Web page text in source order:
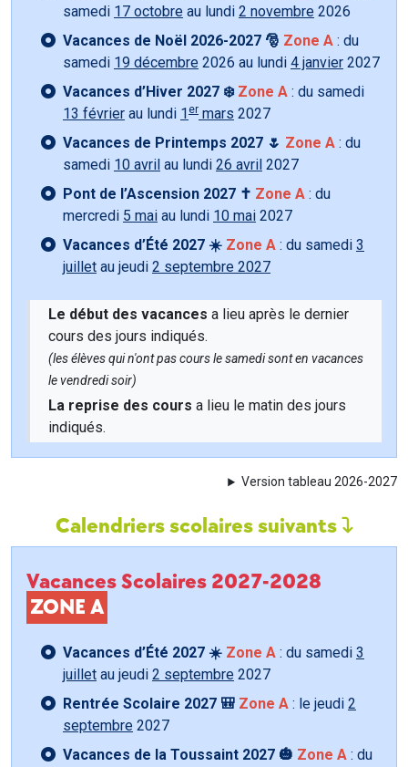
samedi 17 octobre au lundi 2 novembre 2026
Vacances de Noël 2026-2027 🎅 Zone A : du
samedi 19 décembre 2026 au lundi 4 janvier 2027
Vacances d’Hiver 2027 ❄️ Zone A : du samedi
13 février au lundi 1 er mars 2027
Vacances de Printemps 2027 🌷 Zone A : du
samedi 10 avril au lundi 26 avril 2027
Pont de l’Ascension 2027 ✝️ Zone A : du
mercredi 5 mai au lundi 10 mai 2027
Vacances d’Été 2027 ☀️ Zone A : du samedi 3
juillet au jeudi 2 septembre 2027
Le début des vacances a lieu après le dernier
cours des jours indiqués.
(les élèves qui n'ont pas cours le samedi sont en vacances
le vendredi soir)
La reprise des cours a lieu le matin des jours
indiqués.
Version tableau 2026-2027
Calendriers scolaires suivants
Vacances Scolaires 2027-2028
ZONE A
Vacances d’Été 2027 ☀️ Zone A : du samedi 3
juillet au jeudi 2 septembre 2027
Rentrée Scolaire 2027 🎒 Zone A : le jeudi 2
septembre 2027
Vacances de la Toussaint 2027 🎃 Zone A : du